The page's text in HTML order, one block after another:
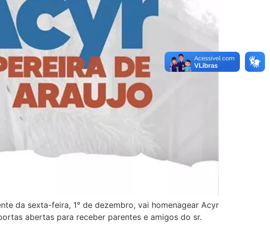
da sexta-feira, 1° de dezembro, vai homenagear Acyr
abertas para receber parentes e amigos do sr.